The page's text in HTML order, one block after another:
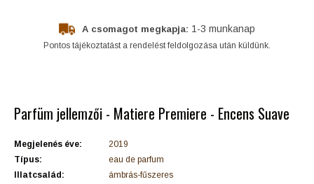
A csomagot megkapja: 1-3 munkanap
Pontos tájékoztatást a rendelést feldolgozása után küldünk.
Parfüm jellemzői - Matiere Premiere - Encens Suave
Megjelenés éve:
2019
Típus:
eau de parfum
Illatcsalád:
ámbrás-fűszeres